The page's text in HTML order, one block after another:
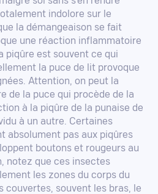
indolore sur le
la démangeaison se fait
une réaction inflammatoire
piqûre est souvent ce qui
la puce de lit provoque
Attention, on peut la
de la puce qui procède de la
à la piqûre de la punaise de
à un autre. Certaines
absolument pas aux piqûres
boutons et rougeurs au
notez que ces insectes
les zones du corps du
couvertes, souvent les bras, le